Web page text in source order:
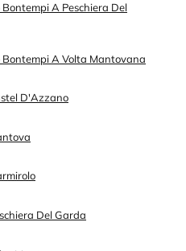
A Peschiera Del
A Volta Mantovana
D'Azzano
Del Garda